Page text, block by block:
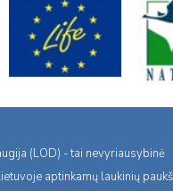
(LOD) - tai nevyriausybinė
aptinkamų laukinių